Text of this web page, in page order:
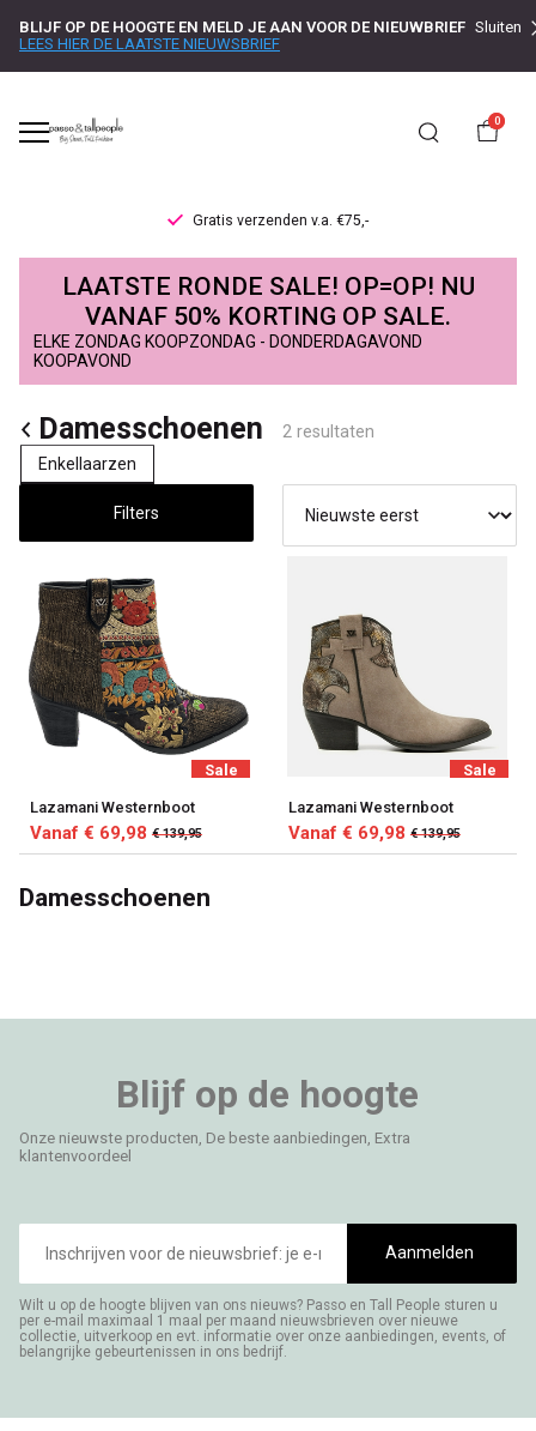
BLIJF OP DE HOOGTE EN MELD JE AAN VOOR DE NIEUWBRIEF
LEES HIER DE LAATSTE NIEUWSBRIEF
Sluiten
0
Gratis verzenden v.a. €75,-
Damesschoenen
Passo
LAATSTE RONDE SALE! OP=OP! NU
VANAF 50% KORTING OP SALE.
ELKE ZONDAG KOOPZONDAG - DONDERDAGAVOND
KOOPAVOND
Damesschoenen
2 resultaten
Enkellaarzen
Filters
Sale
Lazamani Westernboot
Vanaf € 69,98 € 139,95
Sale
Lazamani Westernboot
Vanaf € 69,98 € 139,95
Damesschoenen
Blijf op de hoogte
Onze nieuwste producten, De beste aanbiedingen, Extra
klantenvoordeel
mailadres
Aanmelden
Wilt u op de hoogte blijven van ons nieuws? Passo en Tall People sturen u
per e-mail maximaal 1 maal per maand nieuwsbrieven over nieuwe
collectie, uitverkoop en evt. informatie over onze aanbiedingen, events, of
belangrijke gebeurtenissen in ons bedrijf.